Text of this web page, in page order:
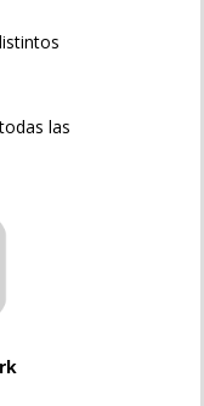
las